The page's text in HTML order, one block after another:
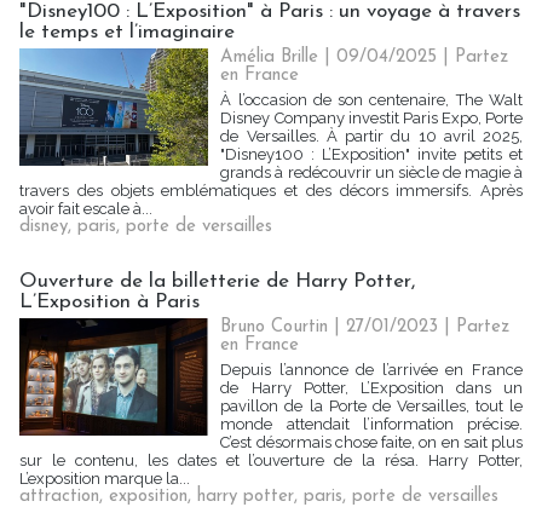
"Disney100 : L’Exposition" à Paris : un voyage à travers
le temps et l’imaginaire
Amélia Brille | 09/04/2025
Partez
en France
À l’occasion de son centenaire, The Walt
Disney Company investit Paris Expo, Porte
de Versailles. À partir du 10 avril 2025,
"Disney100 : L’Exposition" invite petits et
grands à redécouvrir un siècle de magie à
travers des objets emblématiques et des décors immersifs. Après
avoir fait escale à...
disney, paris, porte de versailles
Ouverture de la billetterie de Harry Potter,
L’Exposition à Paris
Bruno Courtin | 27/01/2023
Partez
en France
Depuis l’annonce de l’arrivée en France
de Harry Potter, L’Exposition dans un
pavillon de la Porte de Versailles, tout le
monde attendait l’information précise.
C’est désormais chose faite, on en sait plus
sur le contenu, les dates et l’ouverture de la résa. Harry Potter,
L’exposition marque la...
attraction, exposition, harry potter, paris, porte de versailles